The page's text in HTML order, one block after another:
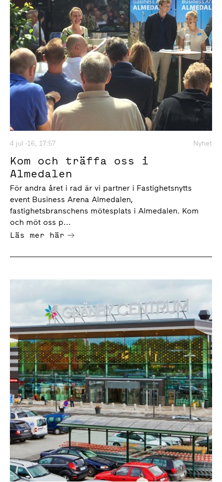
4 jul -16, 17:57 Nyhet
Kom och träffa oss i
Almedalen
För andra året i rad är vi partner i Fastighetsnytts
event Business Arena Almedalen,
fastighetsbranschens mötesplats i Almedalen. Kom
och möt oss p...
Läs mer här